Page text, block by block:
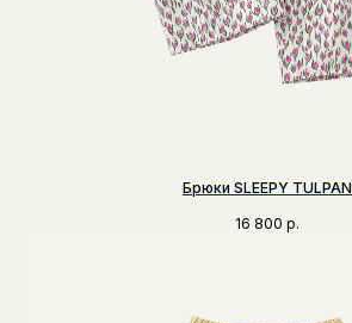
Брюки SLEEPY TULPAN
16 800 р.